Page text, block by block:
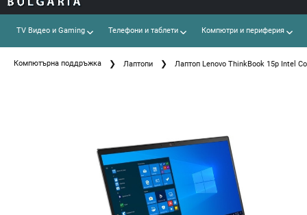
TV Видео и Gaming Телефони и таблети Компютри и периферия
Компютърна поддръжка Лаптопи Лаптоп Lenovo ThinkBook 15p Intel